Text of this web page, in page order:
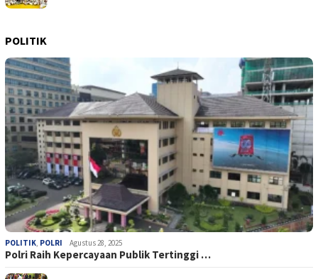
POLITIK
POLITIK, POLRI Agustus 28, 2025
Polri Raih Kepercayaan Publik Tertinggi …